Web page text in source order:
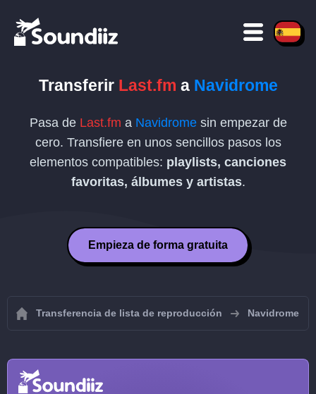
Transferir Last.fm a Navidrome
Pasa de Last.fm a Navidromesin empezar de
cero. Transfiere en unos sencillos pasos los
elementos compatibles: playlists, canciones
favoritas, álbumes y artistas.
Empieza de forma gratuita
Transferencia de lista de reproducción Navidrome